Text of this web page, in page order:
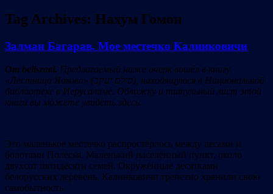
Tag Archives: Нахум Гомон
Залман Багарав. Мое местечко Калинковичи
От belisrael. Предлагаемый ниже очерк вошёл в книгу
«Лестница Яакова» (סולם יעקב), находящуюся в Национальной
библиотеке в Иерусалиме. Обложку и титульный лист этой
книги вы можете увидеть здесь.
Это маленькое местечко распростёрлось между лесами и
болотами Полесья. Маленький населённый пункт, около
двухсот пятидесяти семей. Окружённые десятками
белорусских деревень, Калинковичи трепетно хранили свою
самобытность.